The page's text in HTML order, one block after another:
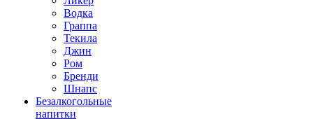
Водка
Граппа
Текила
Джин
Ром
Бренди
Шнапс
Безалкогольные
напитки